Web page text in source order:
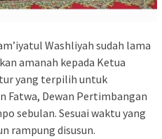
Washliyah sudah lama
amanah kepada Ketua
yang terpilih untuk
Fatwa, Dewan Pertimbangan
sebulan. Sesuai waktu yang
rampung disusun.